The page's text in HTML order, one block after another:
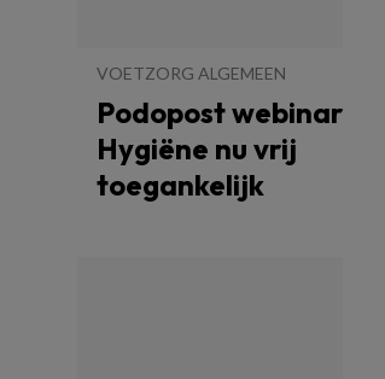
VOETZORG ALGEMEEN
Podopost webinar
Hygiëne nu vrij
toegankelijk